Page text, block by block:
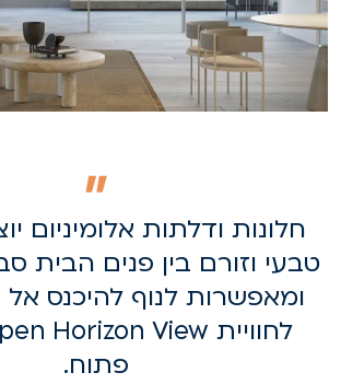
חלונות ודלתות אלומיניום
טבעי וזורם בין פנים הבית
ומאפשרות לנוף להיכנס אל
פתוח.